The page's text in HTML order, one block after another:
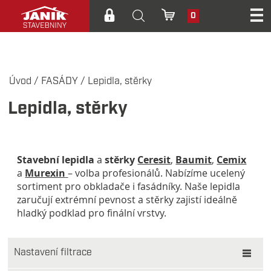
0
Úvod / FASÁDY / Lepidla, stěrky
Lepidla, stěrky
Stavební lepidla astěrky Ceresit, Baumit, Cemix
a Murexin – volba profesionálů. Nabízíme ucelený
sortiment pro obkladače i fasádníky. Naše lepidla
zaručují extrémní pevnost a stěrky zajistí ideálně
hladký podklad pro finální vrstvy.
Nastavení filtrace